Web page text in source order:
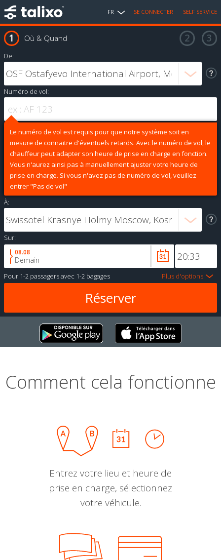
FR SE CONNECTER SELF SERVICE
Où & Quand
De:
Numéro de vol:
Le numéro de vol est requis pour que notre système soit en
mesure de connaitre d'éventuels retards. Avec le numéro de vol, le
chauffeur peut adapter son heure de prise en charge en fonction.
Vous n'aurez ainsi pas à manuellement ajuster votre heure de
prise en charge. Si vous n'avez pas de numéro de vol, veuillez
entrer "Pas de vol"
À:
Sur:
08.08
Demain
Pour 1-2 passagersavec 1-2 bagages Plus d'options
Comment cela fonctionne
Entrez votre lieu et heure de
prise en charge, sélectionnez
votre véhicule.